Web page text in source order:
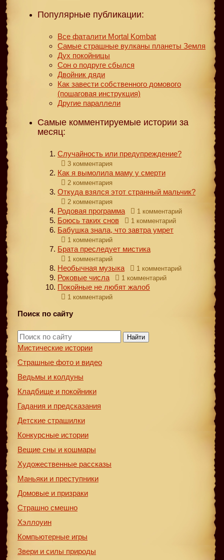
Популярные публикации:
Все фаталити Mortal Kombat
Самые страшные вулканы планеты Земля
Дух покойницы
Сон о подруге сбылся
Двойник дяди
Как завести собственного домового
(пошаговая инструкция)
Другие параллели
Самые комментируемые истории за
месяц:
Случайность или предупреждение?
3 комментария
Как я вымолила маму у смерти
2 комментария
Откуда взялся этот странный мальчик?
2 комментария
Родовая программа 1 комментарий
Боюсь таких снов 1 комментарий
Бабушка знала, что завтра умрет
1 комментарий
Брата преследует мистика
1 комментарий
Необычная музыка 1 комментарий
Роковые числа 1 комментарий
Покойные не любят жалоб
1 комментарий
Поиск по сайту
Найти
Мистические истории
Страшные фото и видео
Ведьмы и колдуны
Кладбище и покойники
Гадания и предсказания
Детские страшилки
Конкурсные истории
Вещие сны и кошмары
Художественные рассказы
Маньяки и преступники
Домовые и призраки
Страшно смешно
Хэллоуин
Компьютерные игры
Звери и силы природы